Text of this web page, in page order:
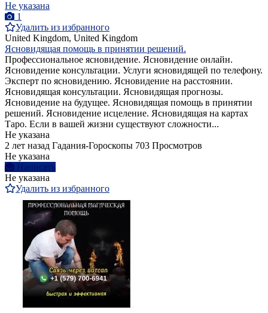
Не указана
1
Удалить из избранного
United Kingdom, United Kingdom
Ясновидящая помощь в принятии решений.
Профессиональное ясновидение. Ясновидение онлайн.
Ясновидение консультации. Услуги ясновидящей по телефону.
Эксперт по ясновидению. Ясновидение на расстоянии.
Ясновидящая консультации. Ясновидящая прогнозы.
Ясновидение на будущее. Ясновидящая помощь в принятии
решений. Ясновидение исцеление. Ясновидящая на картах
Таро. Если в вашей жизни существуют сложности...
Не указана
2 лет назад Гадания-Гороскопы 703 Просмотров
Не указана
Написать
Не указана
Удалить из избранного